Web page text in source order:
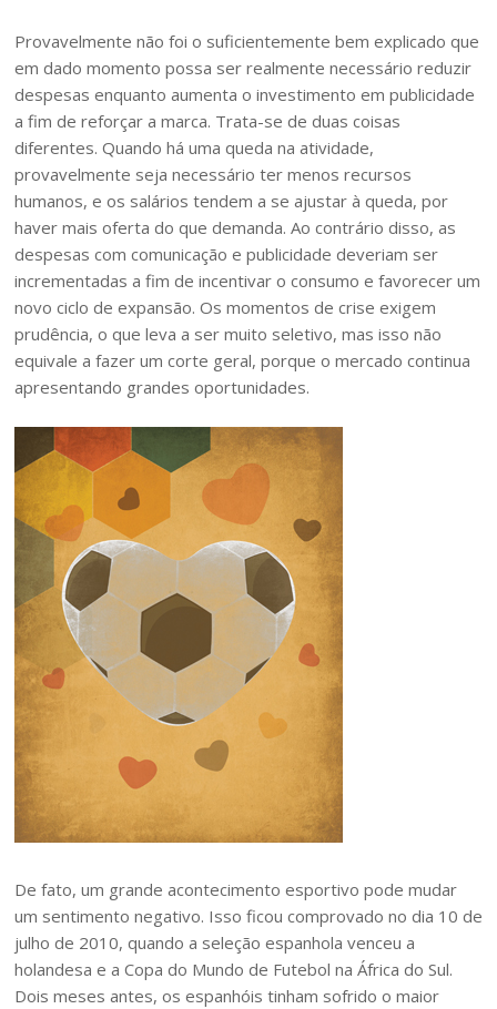
Provavelmente não foi o suficientemente bem explicado que
em dado momento possa ser realmente necessário reduzir
despesas enquanto aumenta o investimento em publicidade
a fim de reforçar a marca. Trata-se de duas coisas
diferentes. Quando há uma queda na atividade,
provavelmente seja necessário ter menos recursos
humanos, e os salários tendem a se ajustar à queda, por
haver mais oferta do que demanda. Ao contrário disso, as
despesas com comunicação e publicidade deveriam ser
incrementadas a fim de incentivar o consumo e favorecer um
novo ciclo de expansão. Os momentos de crise exigem
prudência, o que leva a ser muito seletivo, mas isso não
equivale a fazer um corte geral, porque o mercado continua
apresentando grandes oportunidades.
De fato, um grande acontecimento esportivo pode mudar
um sentimento negativo. Isso ficou comprovado no dia 10 de
julho de 2010, quando a seleção espanhola venceu a
holandesa e a Copa do Mundo de Futebol na África do Sul.
Dois meses antes, os espanhóis tinham sofrido o maior